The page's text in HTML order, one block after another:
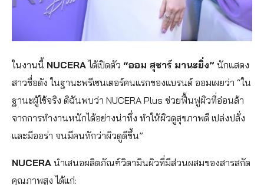
ในงานนี้ NUCERAได้เปิดตัว “ออม สุชาร์ มานะยิ่ง” นักแสดง
สาวชื่อดัง ในฐานะพรีเซนเตอร์คนแรกของแบรนด์ ออมเผยว่า “ใน
ฐานะผู้ใช้จริง ดิฉันพบว่า NUCERA Plus ช่วยฟื้นฟูผิวที่อ่อนล้า
จากการทำงานหนักได้อย่างน่าทึ่ง ทำให้ผิวดูสุขภาพดี เปล่งปลั่ง
และมีออร่า จนมีคนทักว่าผิวดูดีขึ้น”
NUCERA นำเสนอผลิตภัณฑ์วิตามินผิวที่มีส่วนผสมของสารสกัด
คุณภาพสูง ได้แก่: